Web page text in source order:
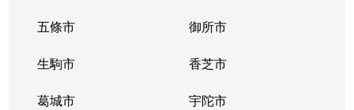
五條市 御所市
生駒市 香芝市
葛城市 宇陀市